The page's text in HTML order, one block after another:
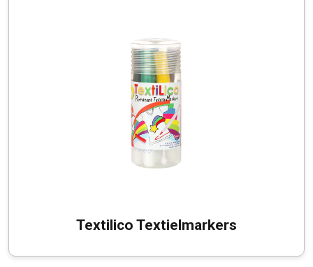
Textilico Textielmarkers